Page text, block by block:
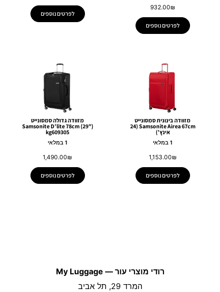
932.00₪
לפרטים נוספים
לפרטים נוספים
מזוודה בינונית סמסונייט
Samsonite Airea 67cm (24
אינץ’)
1 במלאי
1,153.00₪
לפרטים נוספים
מזוודה גדולה סמסונייט
Samsonite D’lite 78cm (29")
kg609305
1 במלאי
1,490.00₪
לפרטים נוספים
רודי מוצרי עור — My Luggage
המרד 29, תל אביב